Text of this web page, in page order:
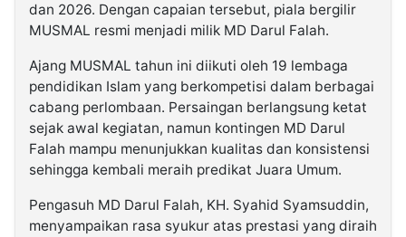
dan 2026. Dengan capaian tersebut, piala bergilir
MUSMAL resmi menjadi milik MD Darul Falah.
Ajang MUSMAL tahun ini diikuti oleh 19 lembaga
pendidikan Islam yang berkompetisi dalam berbagai
cabang perlombaan. Persaingan berlangsung ketat
sejak awal kegiatan, namun kontingen MD Darul
Falah mampu menunjukkan kualitas dan konsistensi
sehingga kembali meraih predikat Juara Umum.
Pengasuh MD Darul Falah, KH. Syahid Syamsuddin,
menyampaikan rasa syukur atas prestasi yang diraih